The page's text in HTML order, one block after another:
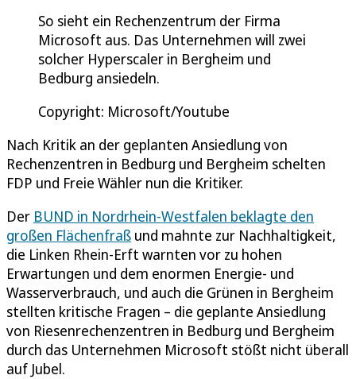
So sieht ein Rechenzentrum der Firma
Microsoft aus. Das Unternehmen will zwei
solcher Hyperscaler in Bergheim und
Bedburg ansiedeln.
Copyright: Microsoft/Youtube
Nach Kritik an der geplanten Ansiedlung von
Rechenzentren in Bedburg und Bergheim schelten
FDP und Freie Wähler nun die Kritiker.
Der BUND in Nordrhein-Westfalen beklagte den
großen Flächenfraß und mahnte zur Nachhaltigkeit,
die Linken Rhein-Erft warnten vor zu hohen
Erwartungen und dem enormen Energie- und
Wasserverbrauch, und auch die Grünen in Bergheim
stellten kritische Fragen – die geplante Ansiedlung
von Riesenrechenzentren in Bedburg und Bergheim
durch das Unternehmen Microsoft stößt nicht überall
auf Jubel.